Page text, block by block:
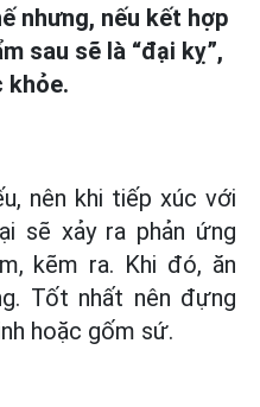
nhưng, nếu kết hợp
sau sẽ là “đại kỵ”,
khỏe.
nên khi tiếp xúc với
sẽ xảy ra phản ứng
kẽm ra. Khi đó, ăn
Tốt nhất nên đựng
hoặc gốm sứ.